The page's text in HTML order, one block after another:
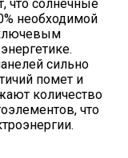
что солнечные
необходимой
ключевым
сильно
помет и
количество
что